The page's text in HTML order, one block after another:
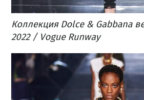
Коллекция Dolce & Gabbana
2022 / Vogue Runway